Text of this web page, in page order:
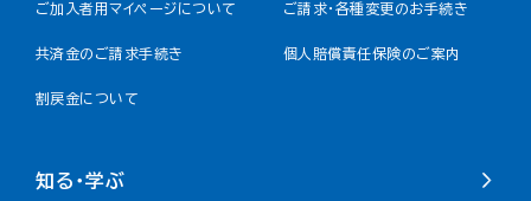
ご加入者用マイページについて ご請求・各種変更のお手続き
共済金のご請求手続き 個人賠償責任保険のご案内
割戻金について​
知る・学ぶ